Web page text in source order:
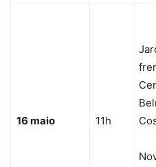
16 maio 11h